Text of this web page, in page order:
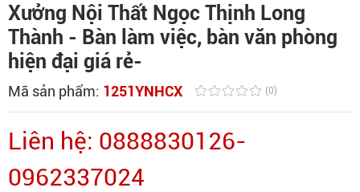
Xưởng Nội Thất Ngọc Thịnh Long
Thành - Bàn làm việc, bàn văn phòng
hiện đại giá rẻ-
Mã sản phẩm: 1251YNHCX (0)
Liên hệ: 0888830126-
0962337024